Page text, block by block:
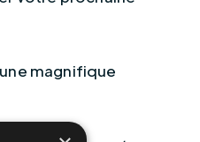
magnifique